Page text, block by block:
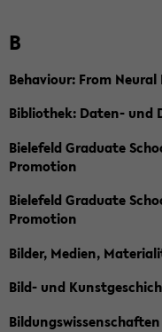
B
Behaviour: From
Bibliothek: Daten- und
Bielefeld Graduate
Promotion
Bielefeld Graduate
Promotion
Bilder, Medien,
Bild- und